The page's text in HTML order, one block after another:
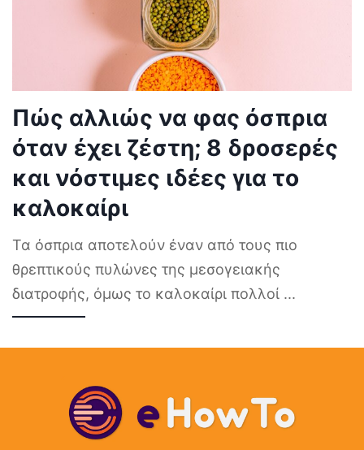
Πώς αλλιώς να φας όσπρια
όταν έχει ζέστη; 8 δροσερές
και νόστιμες ιδέες για το
καλοκαίρι
Τα όσπρια αποτελούν έναν από τους πιο
θρεπτικούς πυλώνες της μεσογειακής
διατροφής, όμως το καλοκαίρι πολλοί ...